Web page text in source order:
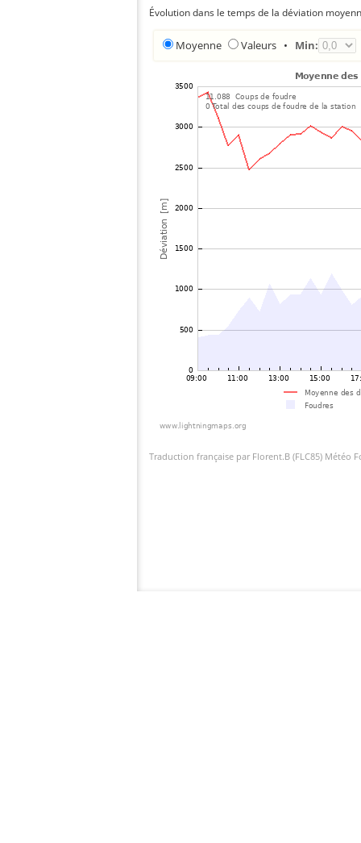
Évolution dans le temps de la déviation
Moyenne Valeurs • Min:
Traduction française par Florent.B (FLC85) Météo